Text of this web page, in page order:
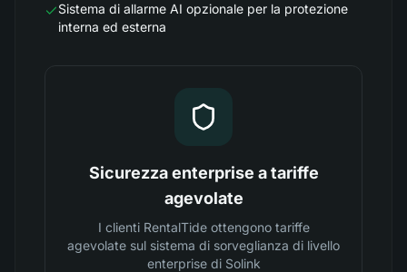
Sistema di allarme AI opzionale per la protezione
interna ed esterna
Sicurezza enterprise a tariffe
agevolate
I clienti RentalTide ottengono tariffe
agevolate sul sistema di sorveglianza di livello
enterprise di Solink